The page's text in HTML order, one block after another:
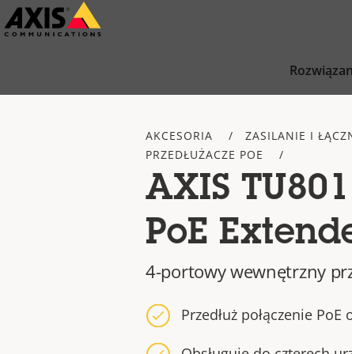
Przejdź
do
AKCESORIA ZASILANIE I
PRZEDŁUŻACZE POE
AXIS
PoE
4-portowy wewnętrzny
Przedłuż połączenie PoE